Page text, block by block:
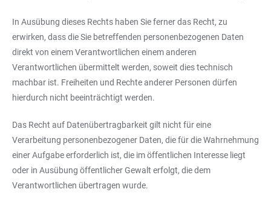
In Ausübung dieses Rechts haben Sie ferner das Recht, zu
erwirken, dass die Sie betreffenden personenbezogenen Daten
direkt von einem Verantwortlichen einem anderen
Verantwortlichen übermittelt werden, soweit dies technisch
machbar ist. Freiheiten und Rechte anderer Personen dürfen
hierdurch nicht beeinträchtigt werden.
Das Recht auf Datenübertragbarkeit gilt nicht für eine
Verarbeitung personenbezogener Daten, die für die Wahrnehmung
einer Aufgabe erforderlich ist, die im öffentlichen Interesse liegt
oder in Ausübung öffentlicher Gewalt erfolgt, die dem
Verantwortlichen übertragen wurde.